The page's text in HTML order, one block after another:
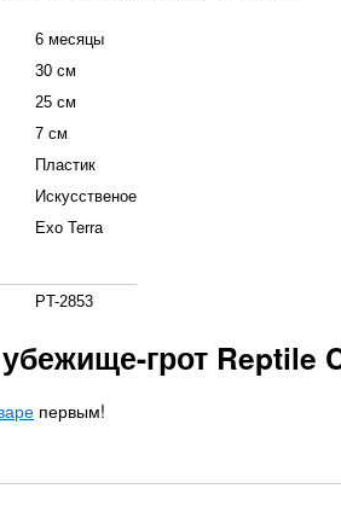
6 месяцы
30 см
25 см
7 см
Пластик
Искусственое
Exo Terra
PT-2853
грот Reptile
первым!